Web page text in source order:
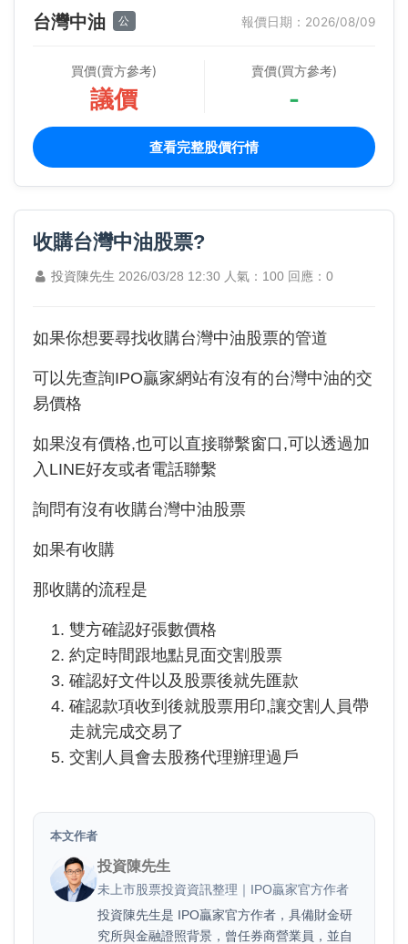
台灣中油 公 報價日期：2026/08/09
買價(賣方參考)
議價
賣價(買方參考)
-
查看完整股價行情
收購台灣中油股票?
投資陳先生 2026/03/28 12:30 人氣：100 回應：0
如果你想要尋找收購台灣中油股票的管道
可以先查詢IPO贏家網站有沒有的台灣中油的交
易價格
如果沒有價格,也可以直接聯繫窗口,可以透過加
入LINE好友或者電話聯繫
詢問有沒有收購台灣中油股票
如果有收購
那收購的流程是
雙方確認好張數價格
約定時間跟地點見面交割股票
確認好文件以及股票後就先匯款
確認款項收到後就股票用印,讓交割人員帶
走就完成交易了
交割人員會去股務代理辦理過戶
本文作者
投資陳先生
未上市股票投資資訊整理｜IPO贏家官方作者
投資陳先生是 IPO贏家官方作者，具備財金研
究所與金融證照背景，曾任券商營業員，並自